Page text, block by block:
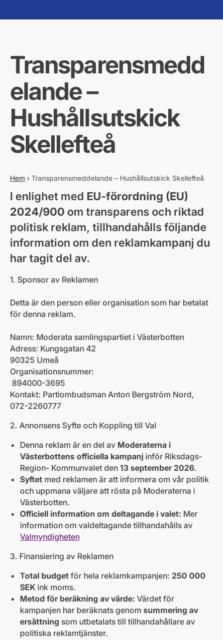
Transparensmedd
elande –
Hushållsutskick
Skellefteå
Hem › Transparensmeddelande – Hushållsutskick Skellefteå
I enlighet med EU-förordning (EU)
2024/900 om transparens och riktad
politisk reklam, tillhandahålls följande
information om den reklamkampanj du
har tagit del av.
1. Sponsor av Reklamen
Detta är den person eller organisation som har betalat
för denna reklam.
Namn: Moderata samlingspartiet i Västerbotten
Adress: Kungsgatan 42
90325 Umeå
Organisationsnummer:
894000-3695
Kontakt: Partiombudsman Anton Bergström Nord,
072-2260777
2. Annonsens Syfte och Koppling till Val
Denna reklam är en del av Moderaterna i
Västerbottens officiella kampanj inför Riksdags-
Region- Kommunvalet den 13 september 2026.
Syftet med reklamen är att informera om vår politik
och uppmana väljare att rösta på Moderaterna i
Västerbotten.
Officiell information om deltagande i valet: Mer
information om valdeltagande tillhandahålls av
Valmyndigheten
3. Finansiering av Reklamen
Total budget för hela reklamkampanjen: 250 000
SEK ink moms.
Metod för beräkning av värde: Värdet för
kampanjen har beräknats genom summering av
ersättning som utbetalats till tillhandahållare av
politiska reklamtjänster.